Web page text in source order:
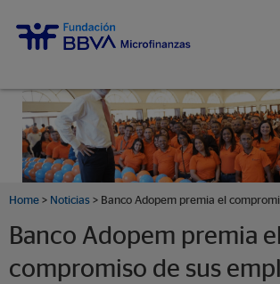
Home > Noticias > Banco Adopem premia el
Banco Adopem premia el
compromiso de sus